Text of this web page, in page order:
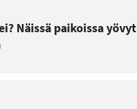
Näissä paikoissa yövyt